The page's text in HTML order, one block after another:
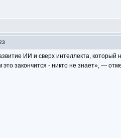
ИИ и сверх интеллекта, который
закончится - никто не знает», —